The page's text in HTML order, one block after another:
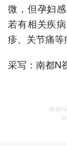
微，但孕妇
若有相关疾
疹、关节痛等
采写：南都N
南都